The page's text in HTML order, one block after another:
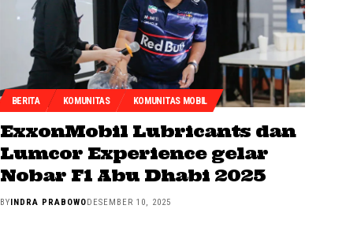
BERITA KOMUNITAS KOMUNITAS MOBIL
ExxonMobil Lubricants dan
Lumcor Experience gelar
Nobar F1 Abu Dhabi 2025
BY INDRA PRABOWO DESEMBER 10, 2025